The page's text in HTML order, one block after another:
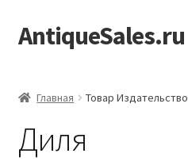
Перейти
к
Перейти
к
AntiqueSales.ru
Главная Товар Издательство
Диля